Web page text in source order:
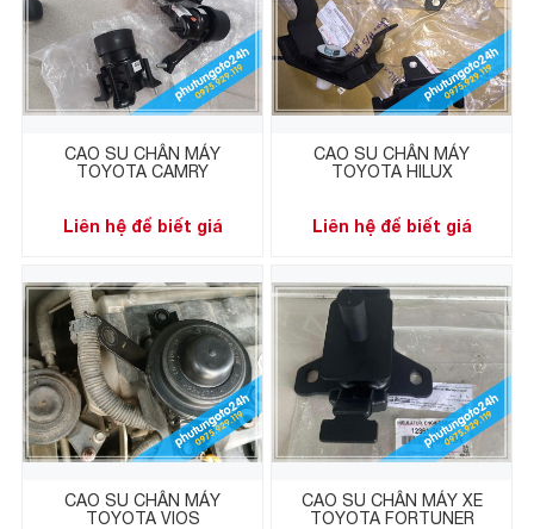
CAO SU CHÂN MÁY
TOYOTA CAMRY
Liên hệ để biết giá
CAO SU CHÂN MÁY
TOYOTA HILUX
Liên hệ để biết giá
CAO SU CHÂN MÁY
TOYOTA VIOS
CAO SU CHÂN MÁY XE
TOYOTA FORTUNER